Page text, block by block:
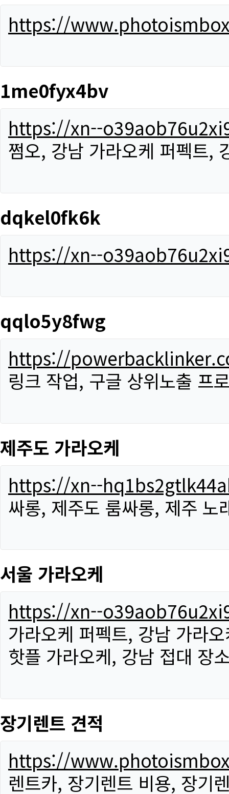
https://
1me0fyx4bv
https://xn--
쩜오, 강남 가라오케 퍼펙트,
dqkel0fk6k
https://xn--
qqlo5y8fwg
https://
링크 작업, 구글 상위노출 프
제주도 가라오케
https://xn--
싸롱, 제주도 룸싸롱, 제주 노
서울 가라오케
https://xn--
가라오케 퍼펙트, 강남 가라
핫플 가라오케, 강남 접대 장
장기렌트 견적
https://
렌트카, 장기렌트 비용, 장기